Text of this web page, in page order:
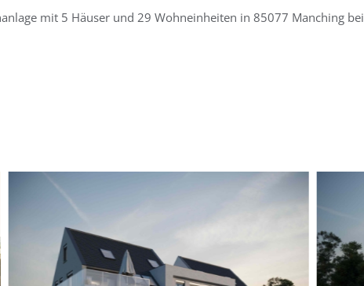
mit 5 Häuser und 29 Wohneinheiten in 85077 Manching bei